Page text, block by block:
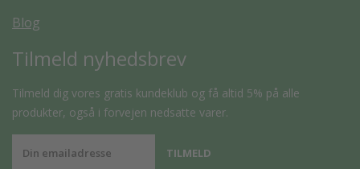
Blog
Tilmeld nyhedsbrev
Tilmeld dig vores gratis kundeklub og få altid 5% på alle
produkter, også i forvejen nedsatte varer.